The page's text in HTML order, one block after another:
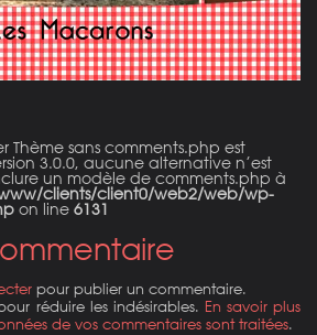
Thème sans comments.php est
3.0.0, aucune alternative n’est
un modèle de comments.php à
clients/client0/web2/web/wp-
on line 6131
pour publier un commentaire.
réduire les indésirables. En savoir plus
de vos commentaires sont traitées.